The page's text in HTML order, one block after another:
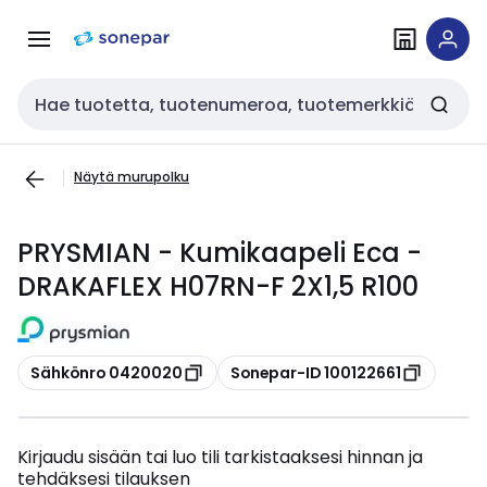
navigointiinsisältöön
Haku
Näytä murupolku
PRYSMIAN - Kumikaapeli Eca -
DRAKAFLEX H07RN-F 2X1,5 R100
Kopioi
Sähkönro 0420020 Kopioi
Sonepar-ID 100122661
Kirjaudu sisään tai luo tili tarkistaaksesi hinnan ja
tehdäksesi tilauksen